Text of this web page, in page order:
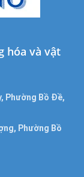
hóa và vật
Phường Bồ Đề,
Phường Bồ